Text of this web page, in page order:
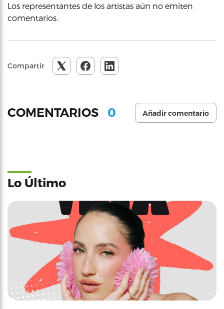
Los representantes de los artistas aún no emiten
comentarios.
Compartir
COMENTARIOS 0 Añadir comentario
Lo Último